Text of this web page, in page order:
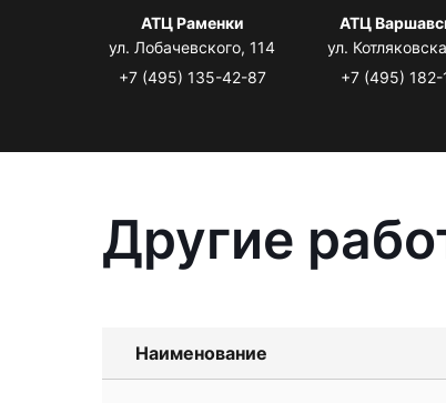
АТЦ Раменки
ул. Лобачевского, 114
+7 (495) 135-42-87
АТЦ
ул.
+7 (495) 182-
Другие
Наименование